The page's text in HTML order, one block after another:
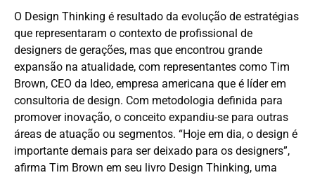
O Design Thinking é resultado da evolução de estratégias
que representaram o contexto de profissional de
designers de gerações, mas que encontrou grande
expansão na atualidade, com representantes como Tim
Brown, CEO da Ideo, empresa americana que é líder em
consultoria de design. Com metodologia definida para
promover inovação, o conceito expandiu-se para outras
áreas de atuação ou segmentos. “Hoje em dia, o design é
importante demais para ser deixado para os designers”,
afirma Tim Brown em seu livro Design Thinking, uma